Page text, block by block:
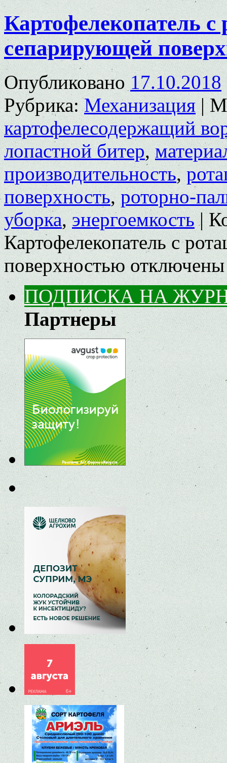
Картофелекопатель с
сепарирующей
Опубликовано 17.10.2018
Рубрика: Механизация |
картофелесодержащий
лопастной битер,
производительность,
поверхность,роторно-
уборка,энергоемкость |
Картофелекопатель с
поверхностьюотключены
ПОДПИСКА НА
Партнеры